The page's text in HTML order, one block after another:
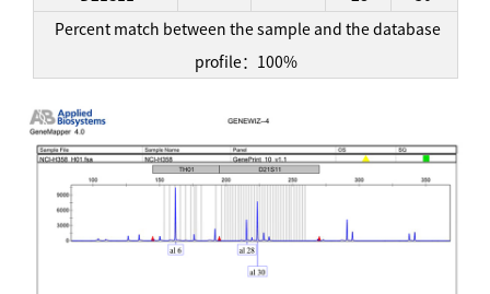
Percent match between the sample and the database
profile：100%